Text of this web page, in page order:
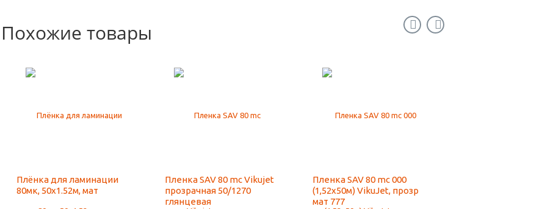
Похожие товары
Плёнка для ламинации
80мк, 50х1.52м, мат
Пленка SAV 80 mc Vikujet
прозрачная 50/1270
глянцевая
Пленка SAV 80 mc 000
(1,52х50м) VikuJet, прозр
мат 777